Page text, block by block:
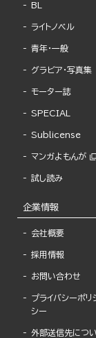
BL
ライトノベル
青年・一般
グラビア・写真集
モーター誌
SPECIAL
Sublicense
マンガよもんが
試し読み
企業情報
会社概要
採用情報
お問い合わせ
プライバシーポリ
シー
外部送信先につ